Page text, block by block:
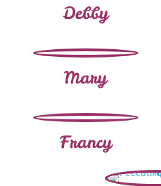
Debby
Mary
Francy